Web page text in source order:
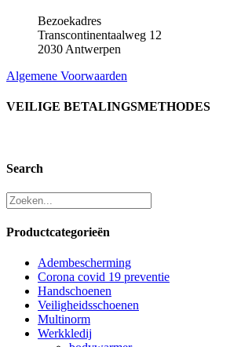
Bezoekadres
Transcontinentaalweg 12
2030 Antwerpen
Algemene Voorwaarden
VEILIGE BETALINGSMETHODES
Search
Productcategorieën
Adembescherming
Corona covid 19 preventie
Handschoenen
Veiligheidsschoenen
Multinorm
Werkkledij